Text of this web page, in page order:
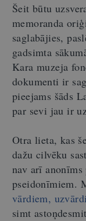
Šeit būtu
memoranda
saglabājies,
gadsimta
Kara muzeja
dokumenti ir
pieejams šāds
par sevi jau ir
Otra lieta, kas
dažu cilvēku
nav arī
pseidonīmiem.
vārdiem,
simt